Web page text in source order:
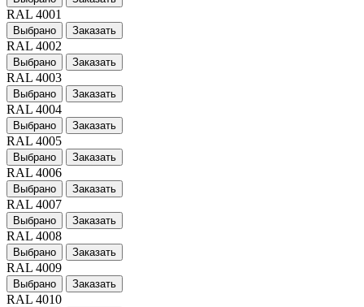
RAL 4001
Выбрано Заказать
RAL 4002
Выбрано Заказать
RAL 4003
Выбрано Заказать
RAL 4004
Выбрано Заказать
RAL 4005
Выбрано Заказать
RAL 4006
Выбрано Заказать
RAL 4007
Выбрано Заказать
RAL 4008
Выбрано Заказать
RAL 4009
Выбрано Заказать
RAL 4010